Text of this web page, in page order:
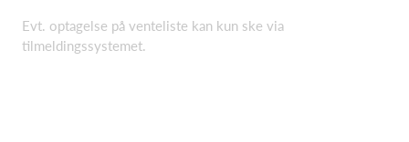
Evt. optagelse på venteliste kan kun ske via
tilmeldingssystemet.